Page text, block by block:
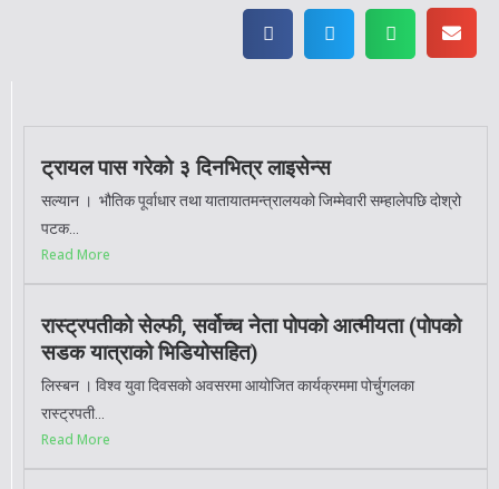
ट्रायल पास गरेको ३ दिनभित्र लाइसेन्स
सल्यान । भौतिक पूर्वाधार तथा यातायातमन्त्रालयको जिम्मेवारी सम्हालेपछि दोश्रो
पटक...
Read More
रास्ट्रपतीको सेल्फी, सर्वोच्च नेता पोपको आत्मीयता (पोपको
सडक यात्राको भिडियोसहित)
लिस्बन । विश्व युवा दिवसको अवसरमा आयोजित कार्यक्रममा पोर्चुगलका
रास्ट्रपती...
Read More